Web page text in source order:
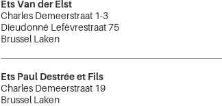
Ets Van der Elst
Charles Demeerstraat 1-3
Dieudonné Lefèvrestraat 75
Brussel Laken
Ets Paul Destrée et Fils
Charles Demeerstraat 19
Brussel Laken